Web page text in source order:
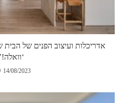
אדריכלות ועיצוב הפנים של
‘וואלה!’
14/08/2023